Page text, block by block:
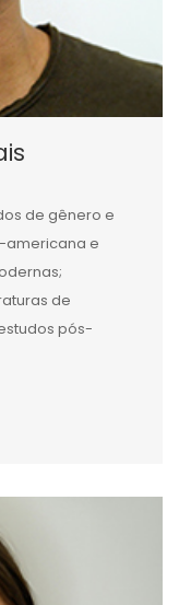
de gênero e
americana e
de
pós-